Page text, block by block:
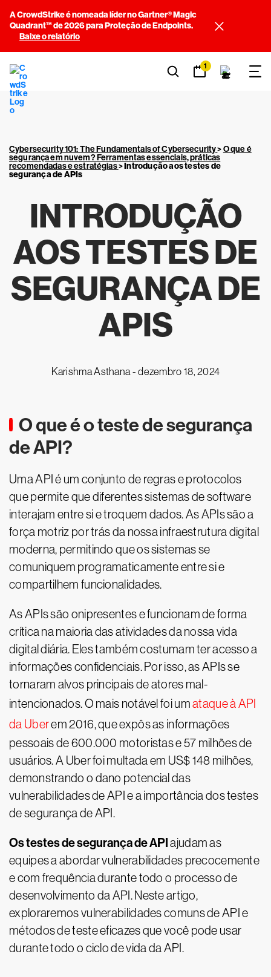
A CrowdStrike é nomeada líder no Gartner® Magic
Quadrant™ de 2026 para Proteção de Endpoints.
Baixe o relatório
1
Cybersecurity 101: The Fundamentals of Cybersecurity>O que é
segurança em nuvem? Ferramentas essenciais, práticas
recomendadas e estratégias>Introdução aos testes de
segurança de APIs
INTRODUÇÃO
AOS TESTES DE
SEGURANÇA DE
APIS
Karishma Asthana -dezembro 18, 2024
O que é o teste de segurança
de API?
Uma API é um conjunto de regras e protocolos
que permite que diferentes sistemas de software
interajam entre si e troquem dados. As APIs são a
força motriz por trás da nossa infraestrutura digital
moderna, permitindo que os sistemas se
comuniquem programaticamente entre si e
compartilhem funcionalidades.
As APIs são onipresentes e funcionam de forma
crítica na maioria das atividades da nossa vida
digital diária. Eles também costumam ter acesso a
informações confidenciais. Por isso, as APIs se
tornaram alvos principais de atores mal-
intencionados. O mais notável foi umataque à API
da Uberem 2016, que expôs as informações
pessoais de 600.000 motoristas e 57 milhões de
usuários. A Uber foi multada em US$ 148 milhões,
demonstrando o dano potencial das
vulnerabilidades de API e a importância dos testes
de segurança de API.
Os testes de segurança de APIajudam as
equipes a abordar vulnerabilidades precocemente
e com frequência durante todo o processo de
desenvolvimento da API. Neste artigo,
exploraremos vulnerabilidades comuns de API e
métodos de teste eficazes que você pode usar
durante todo o ciclo de vida da API.